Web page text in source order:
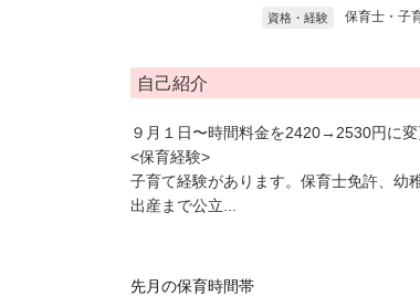
資格・経験 保育士・子
自己紹介
９月１日〜時間料金を2420→2530円に変
<保育経験>
子育て経験があります。保育士免許、幼
出産まで公立
先月の保育時間帯